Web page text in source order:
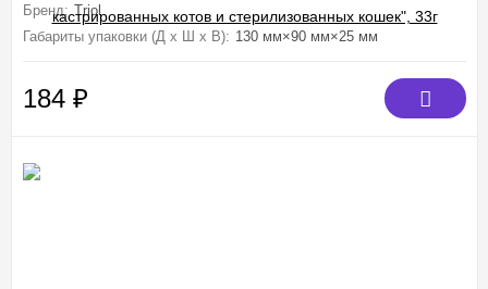
Бренд: Triol
Габариты упаковки (Д х Ш х В): 130 мм×90 мм×25 мм
184 ₽